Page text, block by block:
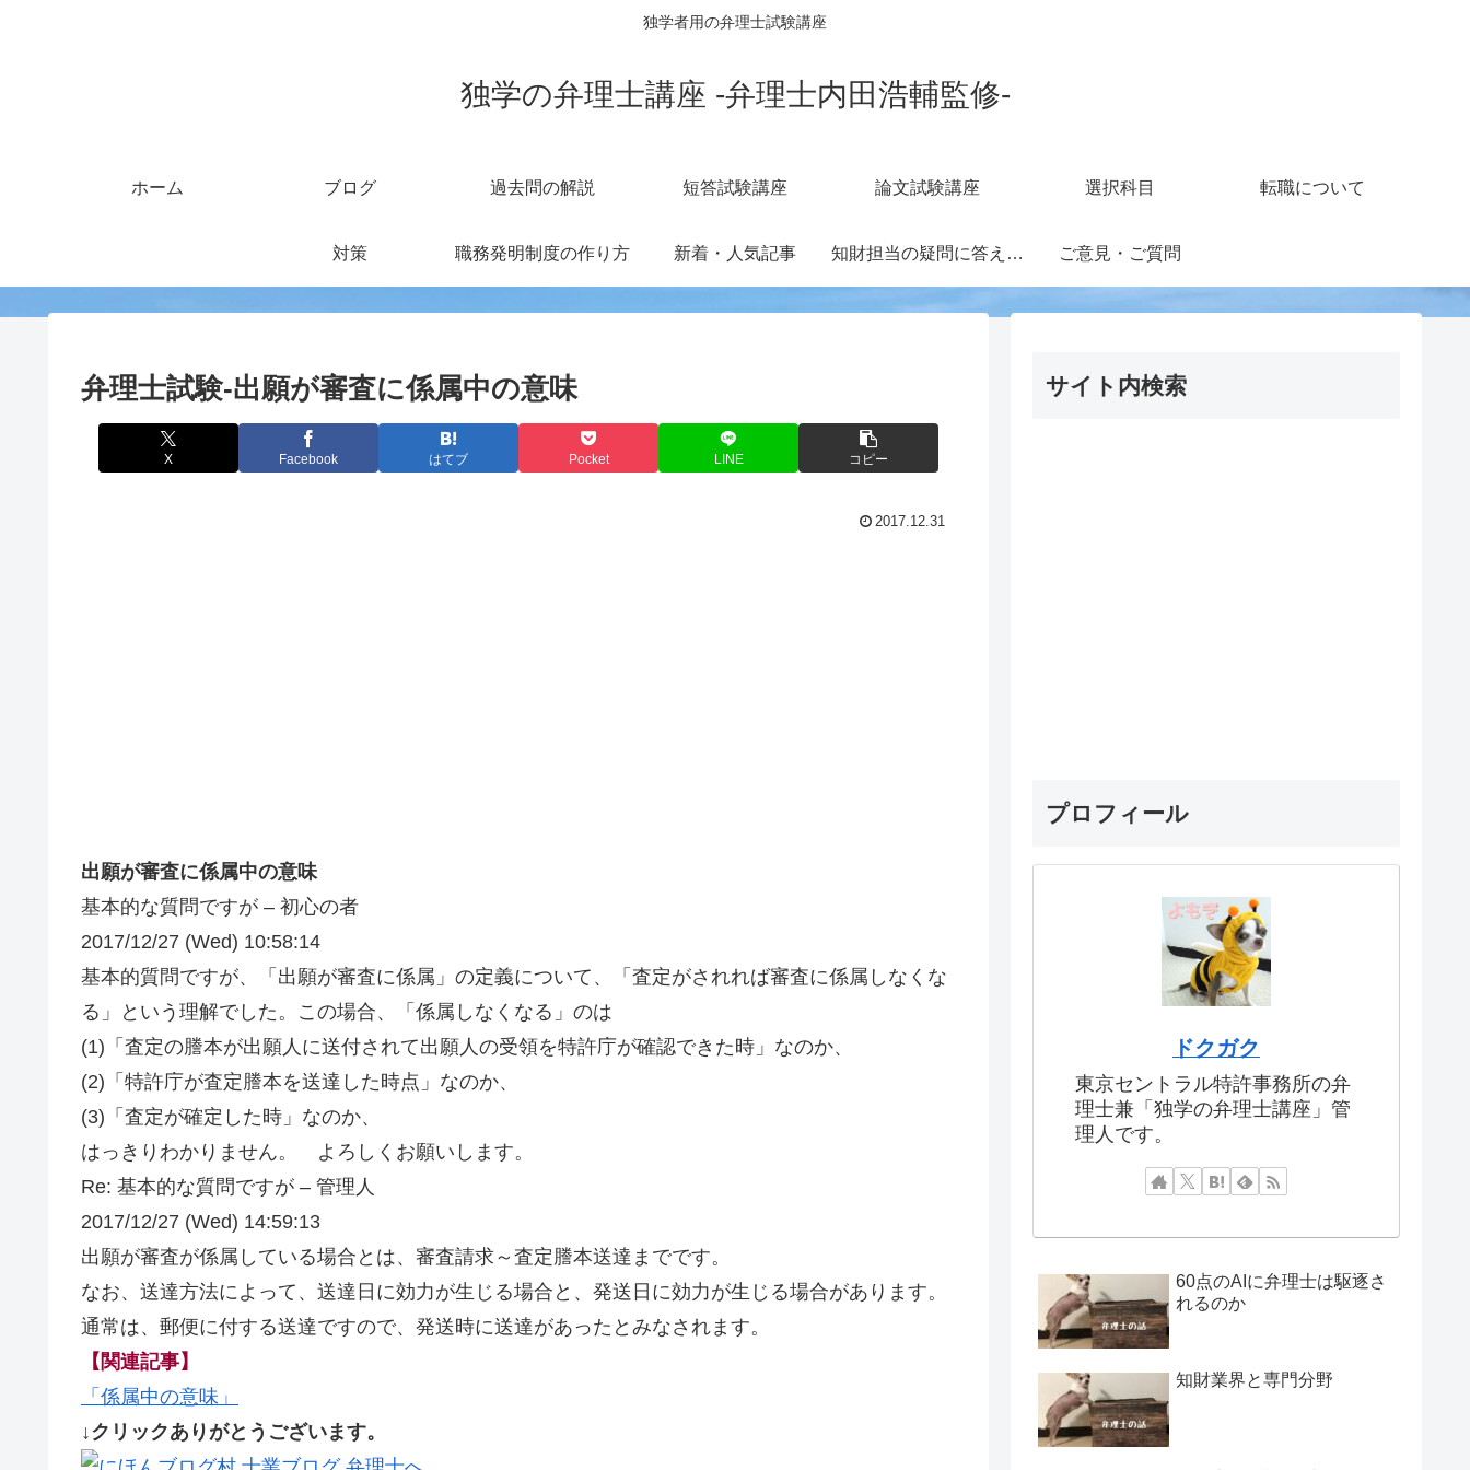
独学者用の弁理士試験講座
独学の弁理士講座 -弁理士内田浩輔監修-
ホーム ブログ 過去問の解説 短答試験講座 論文試験講座 選択科目 転職について
対策 職務発明制度の作り方 新着・人気記事 知財担当の疑問に答えるフォーラム ご意見・ご質問
弁理士試験-出願が審査に係属中の意味
X Facebook はてブ Pocket LINE コピー
2017.12.31
出願が審査に係属中の意味
基本的な質問ですが – 初心の者
2017/12/27 (Wed) 10:58:14
基本的質問ですが、「出願が審査に係属」の定義について、「査定がされれば審査に係属しなくな
る」という理解でした。この場合、「係属しなくなる」のは
(1)「査定の謄本が出願人に送付されて出願人の受領を特許庁が確認できた時」なのか、
(2)「特許庁が査定謄本を送達した時点」なのか、
(3)「査定が確定した時」なのか、
はっきりわかりません。 よろしくお願いします。
Re: 基本的な質問ですが – 管理人
2017/12/27 (Wed) 14:59:13
出願が審査が係属している場合とは、審査請求～査定謄本送達までです。
なお、送達方法によって、送達日に効力が生じる場合と、発送日に効力が生じる場合があります。
通常は、郵便に付する送達ですので、発送時に送達があったとみなされます。
【関連記事】
「係属中の意味」
↓クリックありがとうございます。
サイト内検索
プロフィール
ドクガク
東京セントラル特許事務所の弁
理士兼「独学の弁理士講座」管
理人です。
60点のAIに弁理士は駆逐さ
れるのか
知財業界と専門分野